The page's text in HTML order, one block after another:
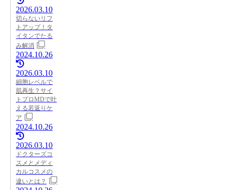
2026.03.10
切らないリフ
トアップ！タ
イタンでたる
み解消
2024.10.26
2026.03.10
細胞レベルで
肌再生？サイ
トプロMDで叶
える若返りケ
ア
2024.10.26
2026.03.10
ドクターズコ
スメとメディ
カルコスメの
違いとは？